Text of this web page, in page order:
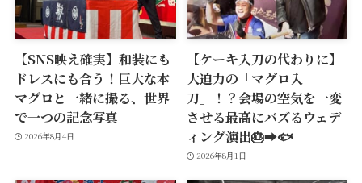
【SNS映え確実】和装にも
ドレスにも合う！巨大な本
マグロと一緒に撮る、世界
で一つの記念写真
2026年8月4日
【ケーキ入刀の代わりに】
大迫力の「マグロ入
刀」！？会場の空気を一変
させる最高にバズるウェデ
ィング演出🎂➡️🐟
2026年8月1日